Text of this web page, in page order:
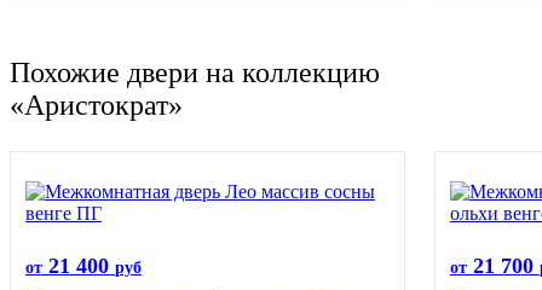
Похожие двери на коллекцию
«Аристократ»
от 21 400 руб от 21 700